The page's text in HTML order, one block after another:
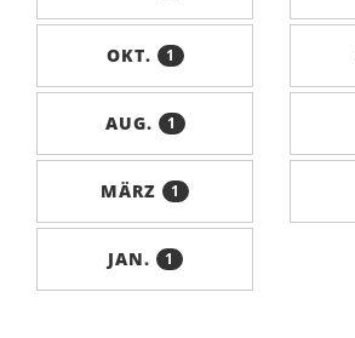
OKT. 1
AUG. 1
MÄRZ 1
JAN. 1